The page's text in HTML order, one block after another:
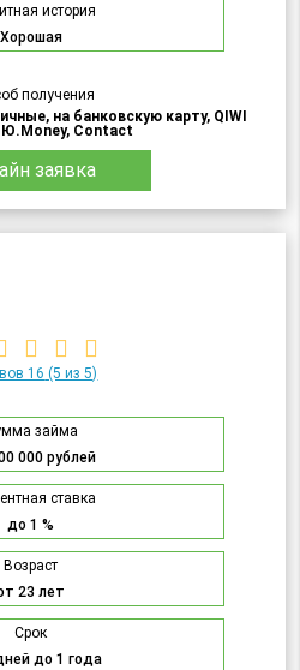
история
Хорошая
получения
на банковскую карту, QIWI
Contact
заявка
16 (5 из 5)
займа
000 рублей
ставка
до 1 %
Возраст
23 лет
Срок
до 1 года